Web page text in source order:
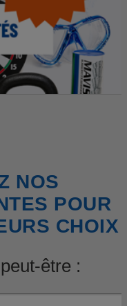
NOS
POUR
CHOIX
être :